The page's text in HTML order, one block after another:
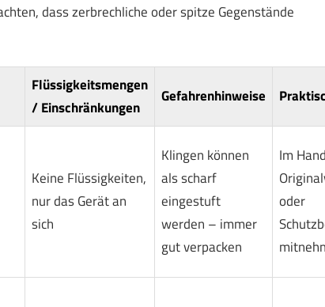
dass zerbrechliche oder spitze Gegenstände
Flüssigkeitsmengen
/ Einschränkungen
Gefahrenhinweise
Keine Flüssigkeiten,
nur das Gerät an
sich
Klingen können
als scharf
eingestuft
werden – immer
gut verpacken
Im
oder